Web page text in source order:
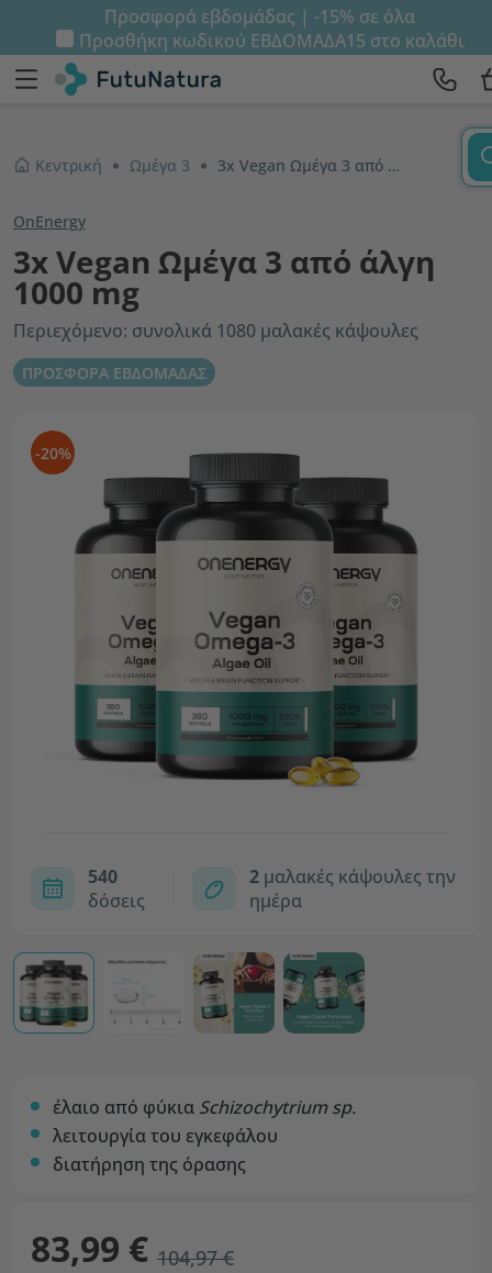
Προσφορά εβδομάδας | -15% σε όλα
Προσθήκη κωδικού ΕΒΔΟΜΑΔΑ15 στο καλάθι
Κεντρική Ωμέγα 3 3x Vegan Ωμέγα 3 από άλγη 1000 mg
OnEnergy
3x Vegan Ωμέγα 3 από άλγη
1000 mg
Περιεχόμενο: συνολικά 1080 μαλακές κάψουλες
ΠΡΟΣΦΟΡΑ ΕΒΔΟΜΑΔΑΣ
-20%
540
δόσεις
2μαλακές κάψουλες την
ημέρα
έλαιο από φύκια Schizochytrium sp.
λειτουργία του εγκεφάλου
διατήρηση της όρασης
83,99 € 104,97 €